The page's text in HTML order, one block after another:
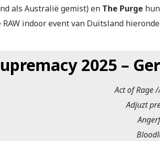
als Australië gemist) en The Purge
indoor event van Duitsland
2025 –
Act of Rage
Adjuzt